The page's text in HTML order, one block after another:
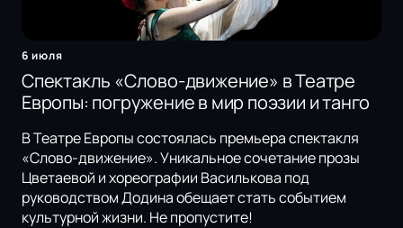
6 июля
Спектакль «Слово-движение» в Театре
Европы: погружение в мир поэзии и танго
В Театре Европы состоялась премьера спектакля
«Слово-движение». Уникальное сочетание прозы
Цветаевой и хореографии Василькова под
руководством Додина обещает стать событием
культурной жизни. Не пропустите!